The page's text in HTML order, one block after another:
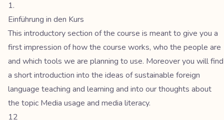
Einführung in den Kurs
This introductory section of the course is meant to give you a
first impression of how the course works, who the people are
and which tools we are planning to use. Moreover you will find
a short introduction into the ideas of sustainable foreign
language teaching and learning and into our thoughts about
the topic Media usage and media literacy.
12